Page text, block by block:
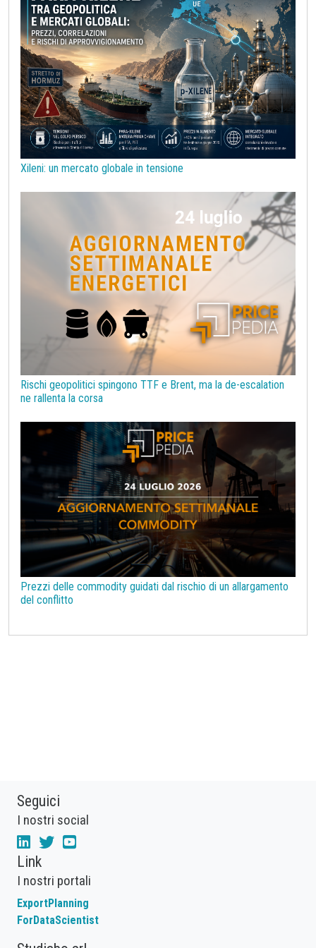
Policarbonati Polietilene tereftalato (PET) Polipropilene
Politica monetaria Poliuretani Previsioni Preziosi
Prezzi alla Produzione USA Prezzi reali Prezzi vischiosi
Procurement Prodotti congiunti
Prodotti di base per costruzioni Rame
Sanzioni UE alla Russia Semiconduttori Should Cost
Silicio Stagno Strumenti Superciclo
Tassi di Cambio Tecnopolimeri Tensioattivi
Termoplastiche di base
Zinco
covid19lab melamina
Xileni: un mercato globale in tensione
Rischi geopolitici spingono TTF e Brent, ma la de-escalation
ne rallenta la corsa
Prezzi delle commodity guidati dal rischio di un allargamento
del conflitto
Seguici
I nostri social
Link
I nostri portali
ExportPlanning
ForDataScientist